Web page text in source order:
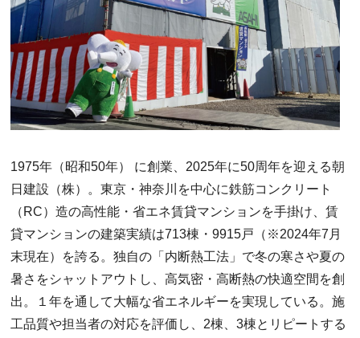
1975年（昭和50年） に創業、2025年に50周年を迎える朝
日建設（株）。東京・神奈川を中心に鉄筋コンクリート
（RC）造の高性能・省エネ賃貸マンションを手掛け、賃
貸マンションの建築実績は713棟・9915戸（※2024年7月
末現在）を誇る。独自の「内断熱工法」で冬の寒さや夏の
暑さをシャットアウトし、高気密・高断熱の快適空間を創
出。１年を通して大幅な省エネルギーを実現している。施
工品質や担当者の対応を評価し、2棟、3棟とリピートする